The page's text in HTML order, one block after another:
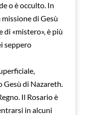
o è occulto. In
di Gesù
«mistero», è più
seppero
Gesù di Nazareth.
Il Rosario è
in alcuni